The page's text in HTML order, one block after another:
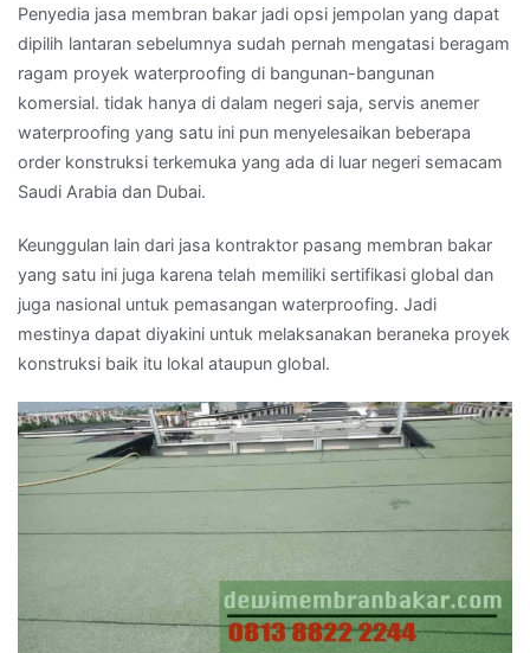
Penyedia jasa membran bakar jadi opsi jempolan yang dapat
dipilih lantaran sebelumnya sudah pernah mengatasi beragam
ragam proyek waterproofing di bangunan-bangunan
komersial. tidak hanya di dalam negeri saja, servis anemer
waterproofing yang satu ini pun menyelesaikan beberapa
order konstruksi terkemuka yang ada di luar negeri semacam
Saudi Arabia dan Dubai.
Keunggulan lain dari jasa kontraktor pasang membran bakar
yang satu ini juga karena telah memiliki sertifikasi global dan
juga nasional untuk pemasangan waterproofing. Jadi
mestinya dapat diyakini untuk melaksanakan beraneka proyek
konstruksi baik itu lokal ataupun global.